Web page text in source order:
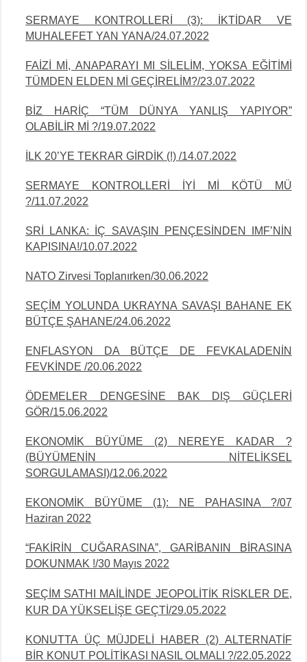
SERMAYE KONTROLLERİ (3): İKTİDAR VE
MUHALEFET YAN YANA/24.07.2022
FAİZİ Mİ, ANAPARAYI MI SİLELİM, YOKSA EĞİTİMİ
TÜMDEN ELDEN MİGEÇİRELİM?/23.07.2022
BİZ HARİÇ “TÜM DÜNYA YANLIŞ YAPIYOR”
OLABİLİR Mİ ?/19.07.2022
İLK 20’YE TEKRAR GİRDİK (!) /14.07.2022
SERMAYE KONTROLLERİ İYİ Mİ KÖTÜ MÜ
?/11.07.2022
SRİ LANKA: İÇ SAVAŞIN PENÇESİNDEN IMF’NİN
KAPISINA!/10.07.2022
NATO Zirvesi Toplanırken/30.06.2022
SEÇİM YOLUNDA UKRAYNA SAVAŞI BAHANE EK
BÜTÇE ŞAHANE/24.06.2022
ENFLASYON DA BÜTÇE DE FEVKALADENİN
FEVKİNDE /20.06.2022
ÖDEMELER DENGESİNE BAK DIŞ GÜÇLERİ
GÖR/15.06.2022
EKONOMİK BÜYÜME (2) NEREYE KADAR ?
(BÜYÜMENİN NİTELİKSEL
SORGULAMASI)/12.06.2022
EKONOMİK BÜYÜME (1): NE PAHASINA ?/07
Haziran 2022
“FAKİRİN CUĞARASINA”, GARİBANIN BİRASINA
DOKUNMAK !/30 Mayıs 2022
SEÇİM SATHI MAİLİNDE JEOPOLİTİK RİSKLER DE,
KUR DA YÜKSELİŞE GEÇTİ/29.05.2022
KONUTTA ÜÇ MÜJDELİ HABER (2) ALTERNATİF
BİR KONUT POLİTİKASI NASIL OLMALI ?/22.05.2022